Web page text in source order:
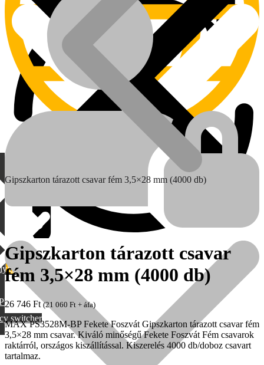
Márkák
MAX
switcher
Gipszkarton tárazott csavar fém 3,5×28 mm (4000 db)
Gipszkarton tárazott csavar
fém 3,5×28 mm (4000 db)
26 746 Ft (21 060 Ft + áfa)
MAX PS3528M-BP Fekete Foszvát Gipszkarton tárazott csavar fém
3,5×28 mm csavar. Kiváló minőségű Fekete Foszvát Fém csavarok
raktárról, országos kiszállítással. Kiszerelés 4000 db/doboz csavart
tartalmaz.